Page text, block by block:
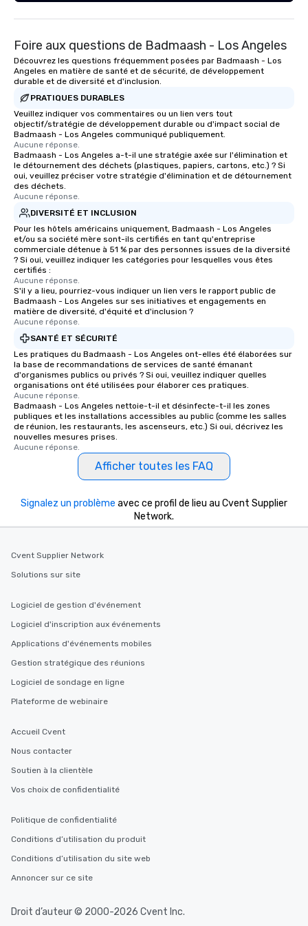
production process by listening to
your top objectives and goals and
then delivering on them. By utilizing
technology and our countless
resources in the industry, we will
bring the experience to life for your
event while staying within budget.
Some of our areas of expertise and
service include: o cmp event
managers o brand experiences &
design o light design o audio visual &
sound o content strategy o business
theater production o production
design & management o contract
negotiations o registration
management o team building events o
trade show design and production o
international travel planning
Foire aux questions de Badmaash - Los Angeles
Découvrez les questions fréquemment posées par Badmaash - Los
Angeles en matière de santé et de sécurité, de développement
durable et de diversité et d'inclusion.
PRATIQUES DURABLES
Veuillez indiquer vos commentaires ou un lien vers tout
objectif/stratégie de développement durable ou d'impact social de
Badmaash - Los Angeles communiqué publiquement.
Aucune réponse.
Badmaash - Los Angeles a-t-il une stratégie axée sur l'élimination et
le détournement des déchets (plastiques, papiers, cartons, etc.) ? Si
oui, veuillez préciser votre stratégie d'élimination et de détournement
des déchets.
Aucune réponse.
DIVERSITÉ ET INCLUSION
Pour les hôtels américains uniquement, Badmaash - Los Angeles
et/ou sa société mère sont-ils certifiés en tant qu'entreprise
commerciale détenue à 51 % par des personnes issues de la diversité
? Si oui, veuillez indiquer les catégories pour lesquelles vous êtes
certifiés :
Aucune réponse.
S'il y a lieu, pourriez-vous indiquer un lien vers le rapport public de
Badmaash - Los Angeles sur ses initiatives et engagements en
matière de diversité, d'équité et d'inclusion ?
Aucune réponse.
SANTÉ ET SÉCURITÉ
Les pratiques du Badmaash - Los Angeles ont-elles été élaborées sur
la base de recommandations de services de santé émanant
d'organismes publics ou privés ? Si oui, veuillez indiquer quelles
organisations ont été utilisées pour élaborer ces pratiques.
Aucune réponse.
Badmaash - Los Angeles nettoie-t-il et désinfecte-t-il les zones
publiques et les installations accessibles au public (comme les salles
de réunion, les restaurants, les ascenseurs, etc.) Si oui, décrivez les
nouvelles mesures prises.
Aucune réponse.
Afficher toutes les FAQ
Signalez un problème avec ce profil de lieu au Cvent Supplier
Network.
Cvent Supplier Network
Solutions sur site
Logiciel de gestion d'événement
Logiciel d'inscription aux événements
Applications d'événements mobiles
Gestion stratégique des réunions
Logiciel de sondage en ligne
Plateforme de webinaire
Accueil Cvent
Nous contacter
Soutien à la clientèle
Vos choix de confidentialité
Politique de confidentialité
Conditions d’utilisation du produit
Conditions d’utilisation du site web
Annoncer sur ce site
Droit d’auteur © 2000-2026 Cvent Inc.